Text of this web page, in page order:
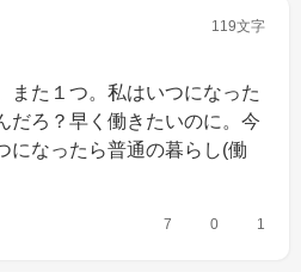
119文字
また１つ。私はいつになった
だろ？早く働きたいのに。今
になったら普通の暮らし(働
7 0 1